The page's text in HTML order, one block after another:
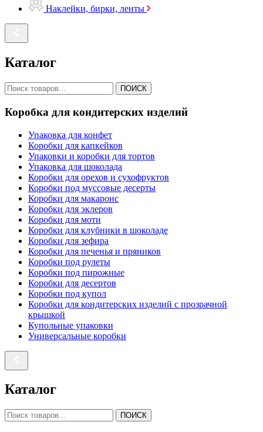
Наклейки, бирки, ленты
Каталог
ПОИСК
Коробка для кондитерских изделий
Упаковка для конфет
Коробки для капкейков
Упаковки и коробки для тортов
Упаковка для шоколада
Коробки для орехов и сухофруктов
Коробки под муссовые десерты
Коробки для макаронс
Коробки для эклеров
Коробки для моти
Коробки для клубники в шоколаде
Коробки для зефира
Коробки для печенья и пряников
Коробки под рулеты
Коробки под пирожные
Коробки для десертов
Коробки под купол
Коробки для кондитерских изделий с прозрачной
крышкой
Купольные упаковки
Универсальные коробки
Каталог
ПОИСК